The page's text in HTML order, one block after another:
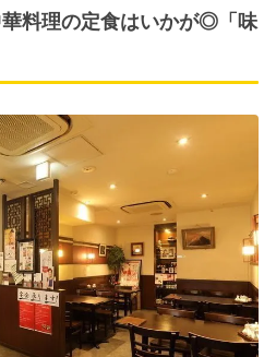
料理の定食はいかが◎「味